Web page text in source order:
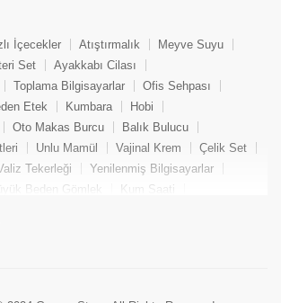
İçecekler Atıştırmalık
Meyve Suyu
Set
Ayakkabı Cilası
Toplama Bilgisayarlar
Ofis Sehpası
Etek Kumbara
Hobi
Oto Makas Burcu
Balık Bulucu
Unlu Mamül Vajinal Krem
Çelik Set
Tekerleği
Yenilenmiş Bilgisayarlar
Beden Gömlek
Kum Saati